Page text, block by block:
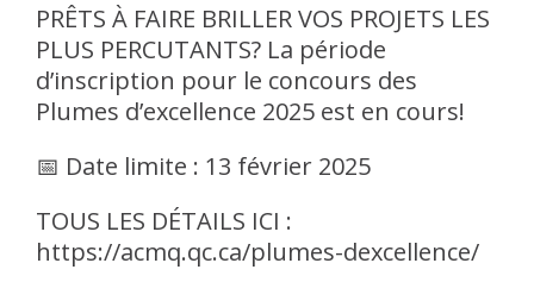
PRÊTS À FAIRE BRILLER VOS PROJETS LES
PLUS PERCUTANTS? La période
d’inscription pour le concours des
Plumes d’excellence 2025 est en cours!
📅 Date limite : 13 février 2025
TOUS LES DÉTAILS ICI :
https://acmq.qc.ca/plumes-dexcellence/